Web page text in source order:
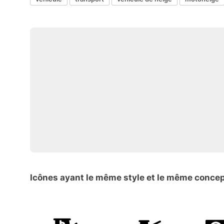
Icônes ayant le même style et le même